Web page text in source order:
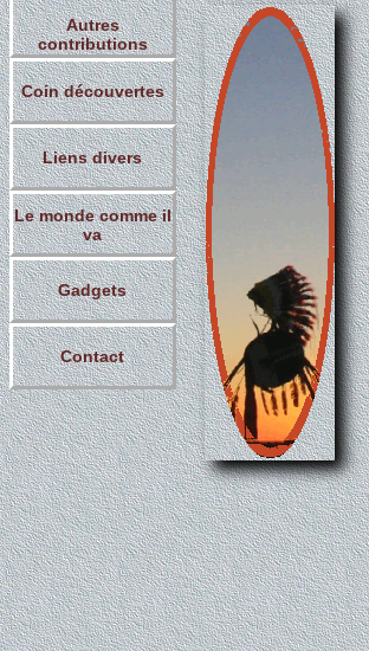
Autres
contributions
Coin découvertes
Liens divers
Le monde comme il
va
Gadgets
Contact